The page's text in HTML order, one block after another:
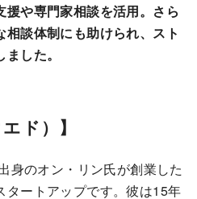
援や専門家相談を活用。さら
談体制にも助けられ、スト
した。
ド）】
身のオン・リン氏が創業した
タートアップです。彼は15年